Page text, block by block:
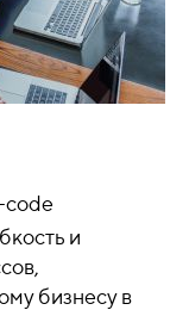
code
и
бизнесу в